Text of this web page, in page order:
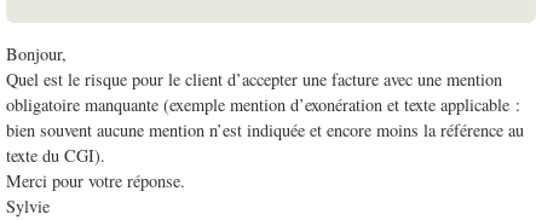
Bonjour,
Quel est le risque pour le client d’accepter une facture avec une mention
obligatoire manquante (exemple mention d’exonération et texte applicable :
bien souvent aucune mention n’est indiquée et encore moins la référence au
texte du CGI).
Merci pour votre réponse.
Sylvie